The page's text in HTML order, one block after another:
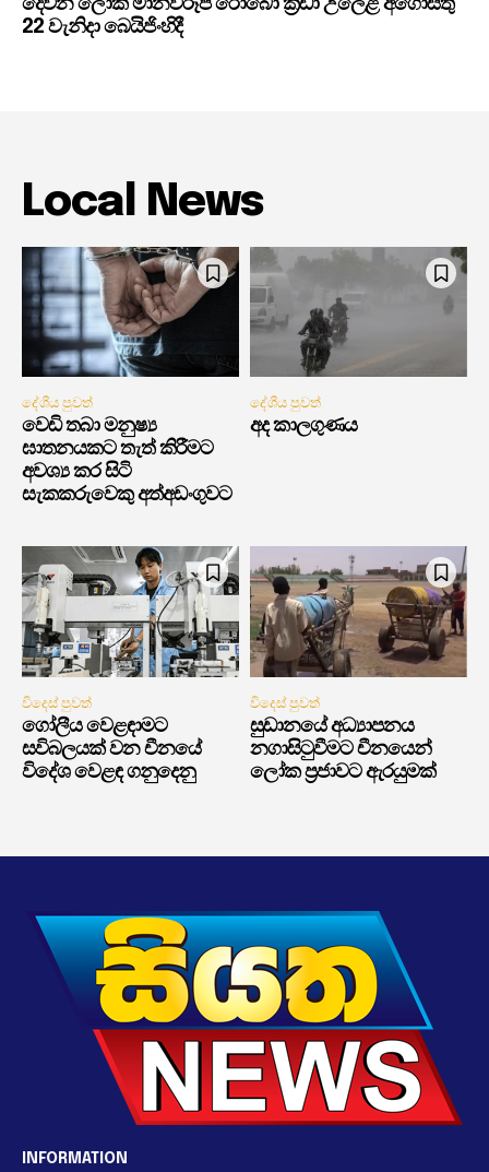
දෙවන ලෝක මානවරූපී රොබෝ ක්‍රීඩා උලෙළ අගෝස්තු
22 වැනිදා බෙයිජිංහිදී
Local News
දේශීය පුවත්
වෙඩි තබා මනුෂ්‍ය
ඝාතනයකට තැත් කිරීමට
අවශ්‍ය කර සිටි
සැකකරුවෙකු අත්අඩංගුවට
දේශීය පුවත්
අද කාලගුණය
විදෙස් පුවත්
ගෝලීය වෙළඳාමට
සවිබලයක් වන චීනයේ
විදේශ වෙළඳ ගනුදෙනු
විදෙස් පුවත්
සුඩානයේ අධ්‍යාපනය
නගාසිටුවීමට චීනයෙන්
ලෝක ප්‍රජාවට ඇරයුමක්
INFORMATION